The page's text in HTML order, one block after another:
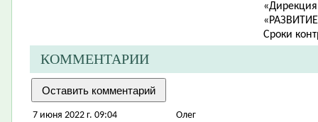
Сроки
КОММЕНТАРИИ
7 июня 2022 г. 09:04
Олег